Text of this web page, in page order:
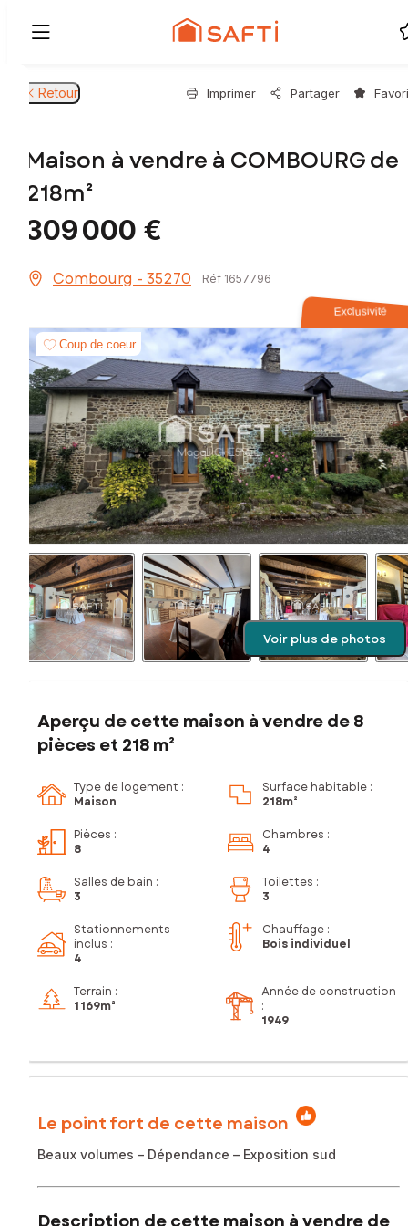
Retour Imprimer Partager
Maison à vendre à COMBOURG de
218m²
309 000 €
Combourg - 35270 Réf 1657796
Exclusivité
Coup de coeur
Voir plus de photos
Aperçu de cette maison à vendre de 8
pièces et 218 m²
Type de logement :
Maison
Surface habitable :
218m²
Pièces :
8
Chambres :
4
Salles de bain :
3
Toilettes :
3
Stationnements
inclus :
4
Chauffage :
Bois individuel
Terrain :
1 169m²
Année de construction
:
1949
Le point fort de cette maison
Beaux volumes – Dépendance – Exposition sud